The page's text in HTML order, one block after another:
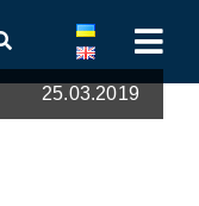
25.03.2019